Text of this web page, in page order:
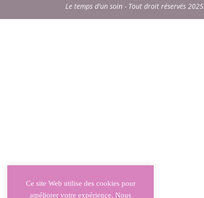
Le temps d'un soin - Tout droit réservés 2025
Ce site Web utilise des cookies pour
améliorer votre expérience. Nous